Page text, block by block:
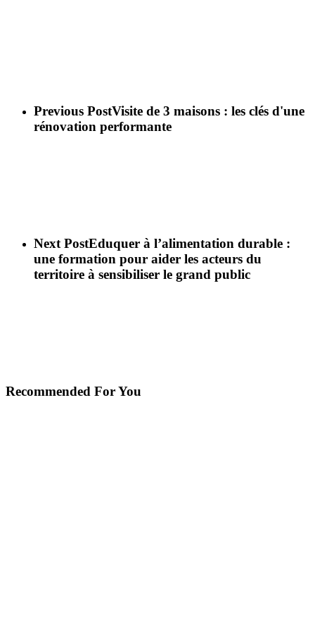
Previous PostVisite de 3 maisons : les clés d'une
rénovation performante
Next PostEduquer à l’alimentation durable :
une formation pour aider les acteurs du
territoire à sensibiliser le grand public
Recommended For You